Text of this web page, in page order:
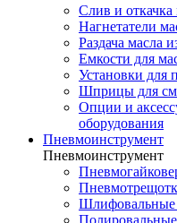
Слив и откачка
Нагнетатели
Раздача масла
Емкости для
Установки для
Шприцы для
Опции и
оборудования
Пневмоинструмент
Пневмоинструмент